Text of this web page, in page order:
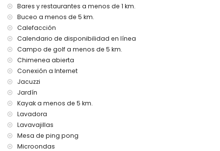
puerto más cercano: Puerto de Moraira (a menos de 10
kilómetros de la casa)
parque más cercano: Cumbre del Sol (a menos de 10
kilómetros de la casa)
aeropuerto más cercano: Alicante (a menos de 100
kilómetros de la casa)
segundo aeropuerto más cercano: Valencia (> 100
kilómetros)
se prohíbe fumar
se admiten mascotas
El alojamiento es muy adecuado para familias con niños
Instalaciones y servicios incluidos en el precio del alquiler
de esta casa de vacaciones
internet (WiFi)
Bares y restaurantes a menos de 1 km.
Buceo a menos de 5 km.
Calefacción
Calendario de disponibilidad en línea
Campo de golf a menos de 5 km.
Chimenea abierta
Conexión a Internet
Jacuzzi
Jardín
Kayak a menos de 5 km.
Lavadora
Lavavajillas
Mesa de ping pong
Microondas